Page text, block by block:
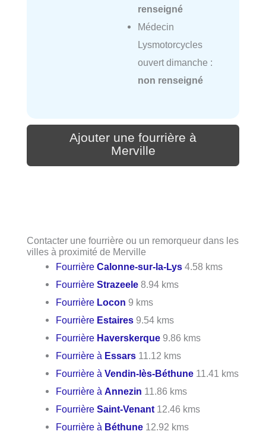
renseigné
Médecin
Lysmotorcycles
ouvert dimanche :
non renseigné
Ajouter une fourrière à
Merville
Contacter une fourrière ou un remorqueur dans les
villes à proximité de Merville
FourrièreCalonne-sur-la-Lys 4.58 kms
FourrièreStrazeele 8.94 kms
Fourrière Locon 9 kms
Fourrière Estaires 9.54 kms
Fourrière Haverskerque 9.86 kms
Fourrière à Essars 11.12 kms
Fourrière àVendin-lès-Béthune 11.41 kms
Fourrière àAnnezin 11.86 kms
FourrièreSaint-Venant 12.46 kms
Fourrière à Béthune 12.92 kms